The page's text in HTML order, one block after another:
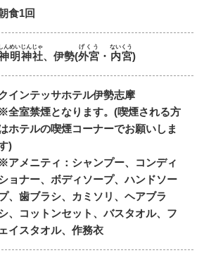
食1回
明神社
しんめいじんじゃ
、伊勢(外宮
げくう
・ 内宮
ないくう
)
インテッサホテル伊勢志摩
※全室禁煙となります。(喫煙される方
ホテルの喫煙コーナーでお願いしま
)
※アメニティ：シャンプー、コンディ
ョナー、ボディソープ、ハンドソー
、歯ブラシ、カミソリ、ヘアブラ
、コットンセット、バスタオル、フ
ェイスタオル、作務衣